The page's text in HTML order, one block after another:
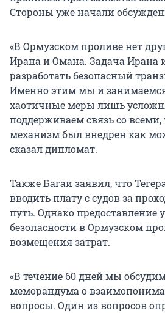
Стороны уже начали
«В Ормузском проливе нет
Ирана и Омана. Задача Ирана
разработать безопасный
Именно этим мы и
хаотичные меры лишь
поддерживаем связь со
механизм был внедрен как
сказал дипломат.
Также Багаи заявил, что
вводить плату с судов за
путь. Однако предоставление
безопасности в Ормузском
возмещения затрат.
«В течение 60 дней мы
меморандума о
вопросы. Один из вопросов